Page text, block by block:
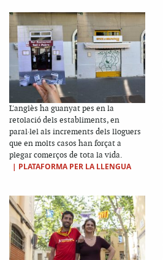
L'anglès ha guanyat pes en la
retolació dels establiments, en
paral·lel als increments dels lloguers
que en molts casos han forçat a
plegar comerços de tota la vida.
| PLATAFORMA PER LA LLENGUA